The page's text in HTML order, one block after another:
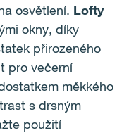
osvětlení. Lofty
okny, díky
přirozeného
pro večerní
měkkého
s drsným
použití